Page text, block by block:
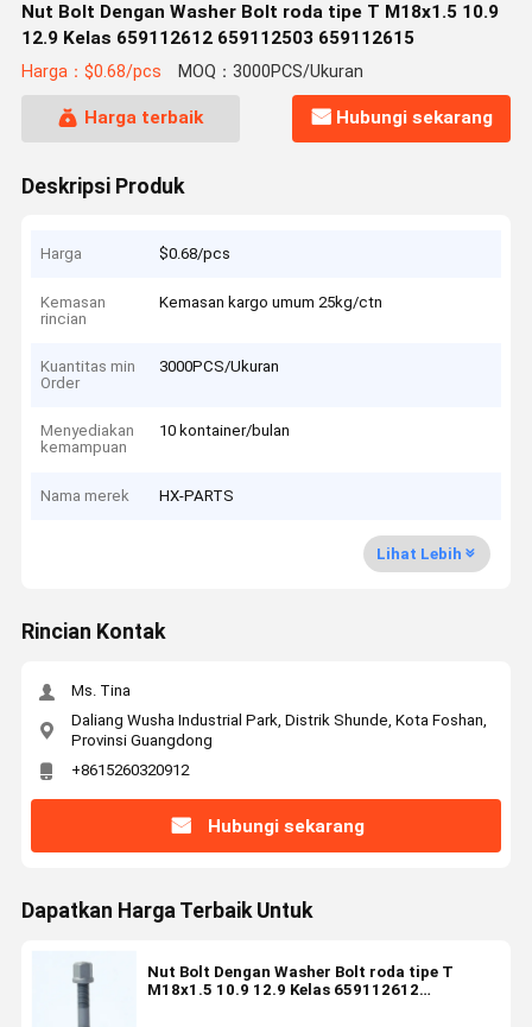
Nut Bolt Dengan Washer Bolt roda tipe T M18x1.5 10.9
12.9 Kelas 659112612 659112503 659112615
Harga：$0.68/pcs MOQ：3000PCS/Ukuran
Harga terbaik Hubungi sekarang
Deskripsi Produk
Harga $0.68/pcs
Kemasan
rincian
Kemasan kargo umum 25kg/ctn
Kuantitas min
Order
3000PCS/Ukuran
Menyediakan
kemampuan
10 kontainer/bulan
Nama merek HX-PARTS
Lihat Lebih
Rincian Kontak
Ms. Tina
Daliang Wusha Industrial Park, Distrik Shunde, Kota Foshan,
Provinsi Guangdong
+8615260320912
Hubungi sekarang
Dapatkan Harga Terbaik Untuk
Nut Bolt Dengan Washer Bolt roda tipe T
M18x1.5 10.9 12.9 Kelas 659112612